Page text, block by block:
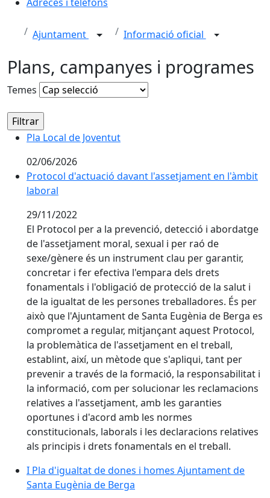
Ajuntament Informació oficial
Plans, campanyes i programes
Temes
Pla Local de Joventut
02/06/2026
Protocol d'actuació davant l'assetjament en l'àmbit
Protocol d'actuació davant l'assetjament en l'àmbit
laboral
29/11/2022
El Protocol per a la prevenció, detecció i abordatge
de l'assetjament moral, sexual i per raó de
sexe/gènere és un instrument clau per garantir,
concretar i fer efectiva l'empara dels drets
fonamentals i l'obligació de protecció de la salut i
de la igualtat de les persones treballadores. És per
això que l'Ajuntament de Santa Eugènia de Berga es
compromet a regular, mitjançant aquest Protocol,
la problemàtica de l'assetjament en el treball,
establint, així, un mètode que s'apliqui, tant per
prevenir a través de la formació, la responsabilitat i
la informació, com per solucionar les reclamacions
relatives a l'assetjament, amb les garanties
oportunes i d'acord amb les normes
constitucionals, laborals i les declaracions relatives
als principis i drets fonamentals en el treball.
I Pla d'igualtat de dones i homes Ajuntament de
I Pla d'igualtat de dones i homes Ajuntament de
Santa Eugènia de Berga